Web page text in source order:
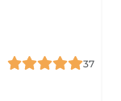
37